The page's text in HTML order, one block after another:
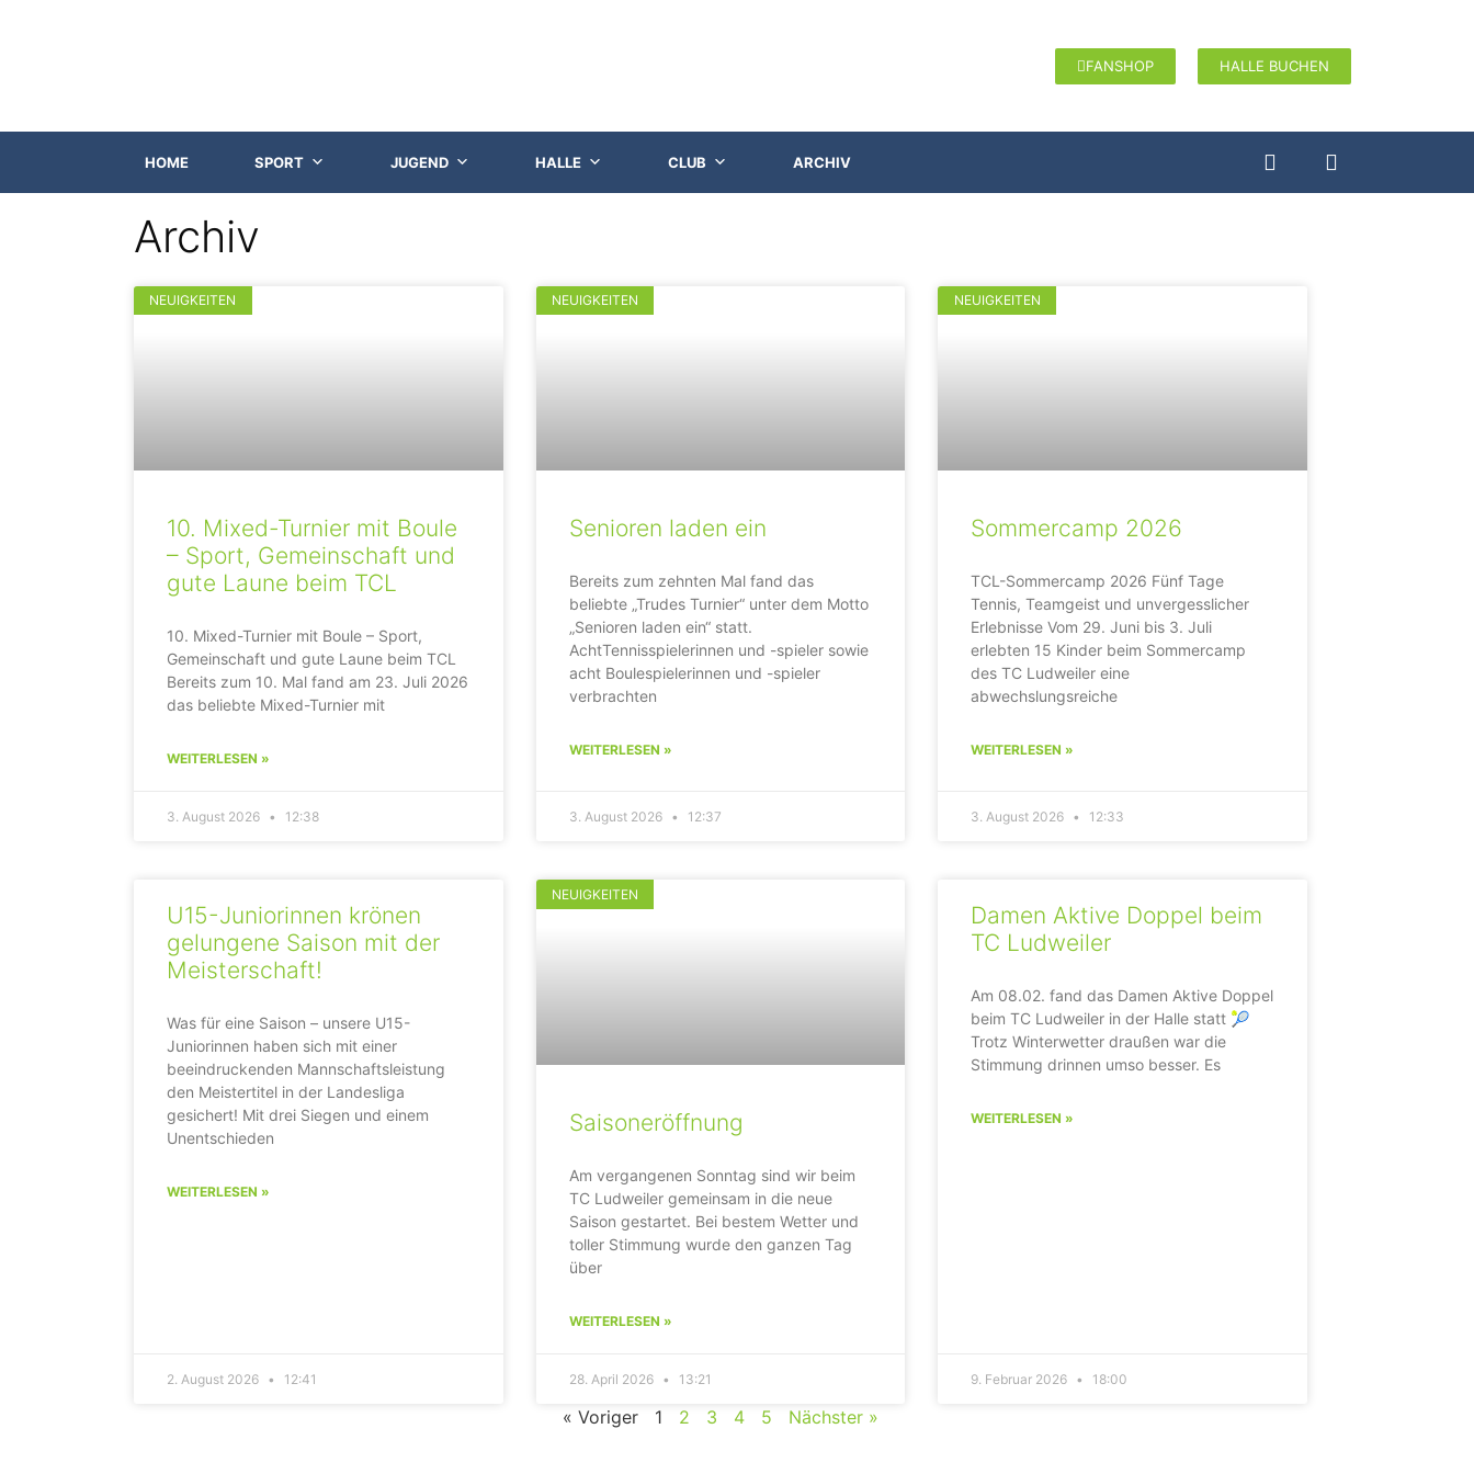
FANSHOP HALLE BUCHEN
HOME SPORT JUGEND HALLE CLUB ARCHIV
Archiv
NEUIGKEITEN
10. Mixed-Turnier mit Boule
– Sport, Gemeinschaft und
gute Laune beim TCL
10. Mixed-Turnier mit Boule – Sport,
Gemeinschaft und gute Laune beim TCL
Bereits zum 10. Mal fand am 23. Juli 2026
das beliebte Mixed-Turnier mit
WEITERLESEN »
3. August 2026 12:38
NEUIGKEITEN
Senioren laden ein
Bereits zum zehnten Mal fand das
beliebte „Trudes Turnier“ unter dem Motto
„Senioren laden ein“ statt.
AchtTennisspielerinnen und -spieler sowie
acht Boulespielerinnen und -spieler
verbrachten
WEITERLESEN »
3. August 2026 12:37
NEUIGKEITEN
Sommercamp 2026
TCL-Sommercamp 2026 Fünf Tage
Tennis, Teamgeist und unvergesslicher
Erlebnisse Vom 29. Juni bis 3. Juli
erlebten 15 Kinder beim Sommercamp
des TC Ludweiler eine
abwechslungsreiche
WEITERLESEN »
3. August 2026 12:33
U15-Juniorinnen krönen
gelungene Saison mit der
Meisterschaft!
Was für eine Saison – unsere U15-
Juniorinnen haben sich mit einer
beeindruckenden Mannschaftsleistung
den Meistertitel in der Landesliga
gesichert! Mit drei Siegen und einem
Unentschieden
WEITERLESEN »
2. August 2026 12:41
NEUIGKEITEN
Saisoneröffnung
Am vergangenen Sonntag sind wir beim
TC Ludweiler gemeinsam in die neue
Saison gestartet. Bei bestem Wetter und
toller Stimmung wurde den ganzen Tag
über
WEITERLESEN »
28. April 2026 13:21
Damen Aktive Doppel beim
TC Ludweiler
Am 08.02. fand das Damen Aktive Doppel
beim TC Ludweiler in der Halle statt 🎾
Trotz Winterwetter draußen war die
Stimmung drinnen umso besser. Es
WEITERLESEN »
9. Februar 2026 18:00
« Voriger 1 2 3 4 5 Nächster »